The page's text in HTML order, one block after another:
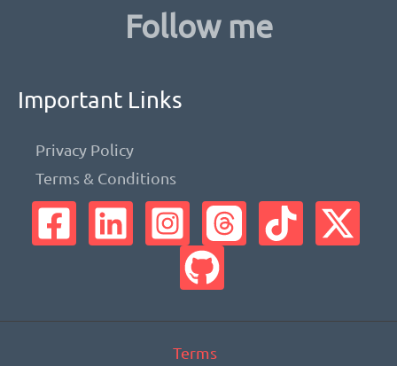
Follow me
Important Links
Privacy Policy
Terms & Conditions
Terms